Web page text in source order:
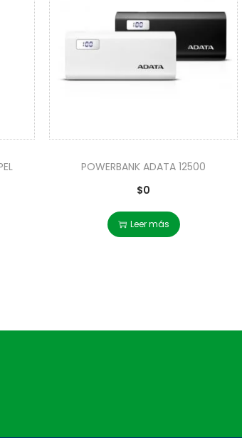
POWERBANK ADATA 12500
$0
Leer más